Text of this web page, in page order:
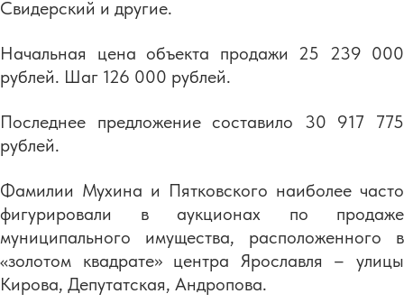
Свидерский и другие.
Начальная цена объекта продажи 25 239 000
рублей. Шаг 126 000 рублей.
Последнее предложение составило 30 917 775
рублей.
Фамилии Мухина и Пятковского наиболее часто
фигурировали в аукционах по продаже
муниципального имущества, расположенного в
«золотом квадрате» центра Ярославля – улицы
Кирова, Депутатская, Андропова.